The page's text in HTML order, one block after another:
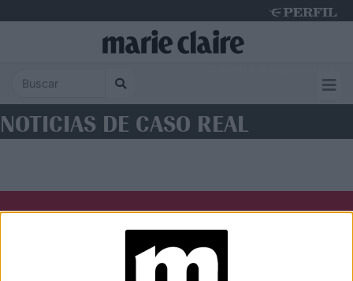
NOTICIAS DE CASO REAL